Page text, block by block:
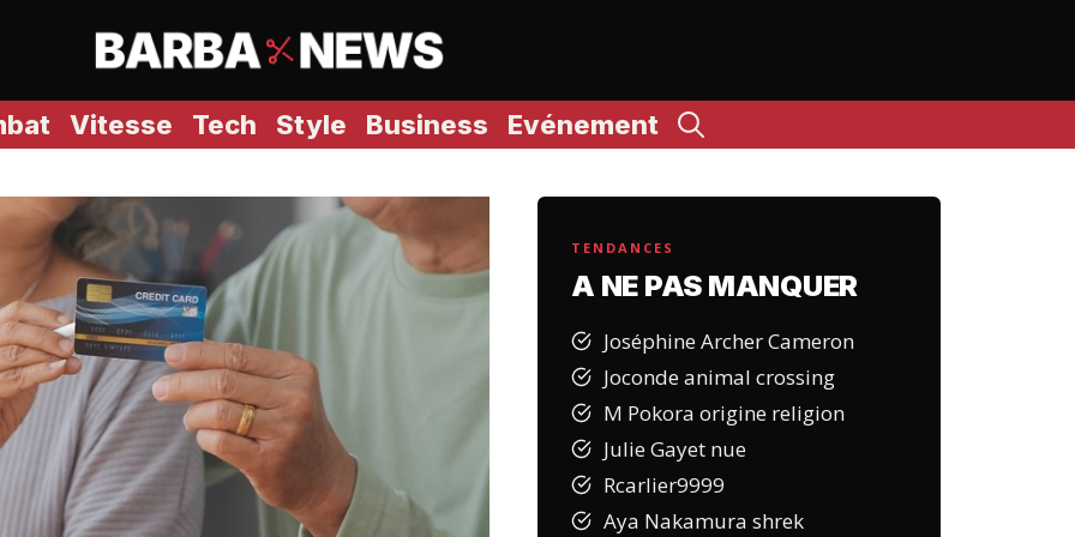
Vitesse Tech Style Business Evénement
TENDANCES
A NE PAS MANQUER
Joséphine Archer Cameron
Joconde animal crossing
M Pokora origine religion
Julie Gayet nue
Rcarlier9999
Aya Nakamura shrek